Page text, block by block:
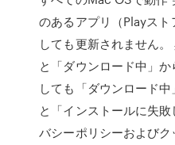
のあるアプリ（Playス
しても更新されません
と「ダウンロード中」
しても「ダウンロード
と「インストールに失
バシーポリシーおよび